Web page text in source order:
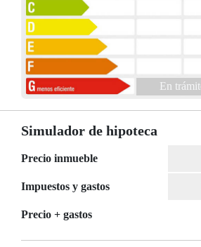
En
Simulador de hipoteca
Precio inmueble
Impuestos y gastos
Precio + gastos